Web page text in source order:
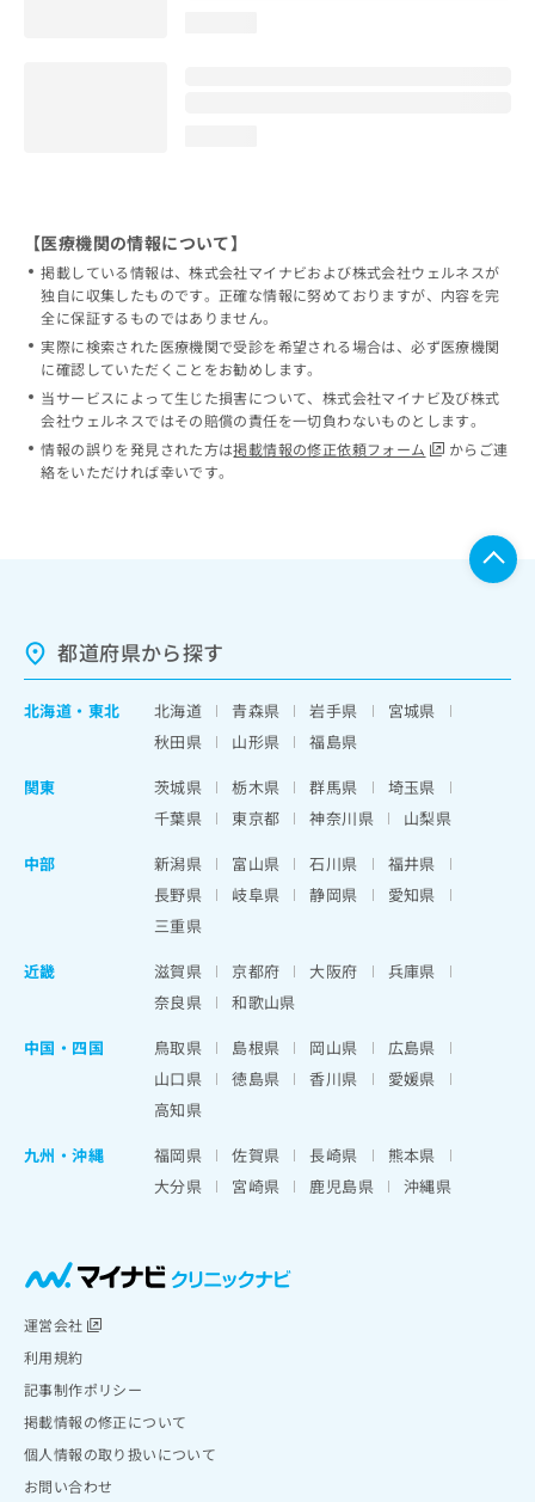
【医療機関の情報について】
掲載している情報は、株式会社マイナビおよび株式会社ウェルネスが
独自に収集したものです。正確な情報に努めておりますが、内容を完
全に保証するものではありません。
実際に検索された医療機関で受診を希望される場合は、必ず医療機関
に確認していただくことをお勧めします。
当サービスによって生じた損害について、株式会社マイナビ及び株式
会社ウェルネスではその賠償の責任を一切負わないものとします。
情報の誤りを発見された方は掲載情報の修正依頼フォーム
からご連
絡をいただければ幸いです。
都道府県から探す
北海道 ・ 東北 北海道 青森県 岩手県
宮城県
秋田県
山形県
福島県
関東
茨城県 栃木県 群馬県
埼玉県
千葉県
東京都 神奈川県
山梨県
中部
新潟県 富山県 石川県
福井県
長野県
岐阜県 静岡県
愛知県
三重県
近畿
滋賀県 京都府 大阪府
兵庫県
奈良県
和歌山県
中国・四国
鳥取県 島根県 岡山県
広島県
山口県
徳島県 香川県
愛媛県
高知県
九州・沖縄
福岡県 佐賀県 長崎県
熊本県
大分県
宮崎県 鹿児島県 沖縄県
運営会社
利用規約
記事制作ポリシー
掲載情報の修正について
個人情報の取り扱いについて
お問い合わせ